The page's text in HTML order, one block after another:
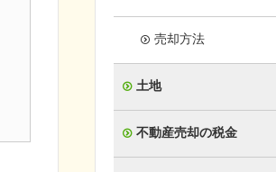
売却方法
土地
不動産売却の税金